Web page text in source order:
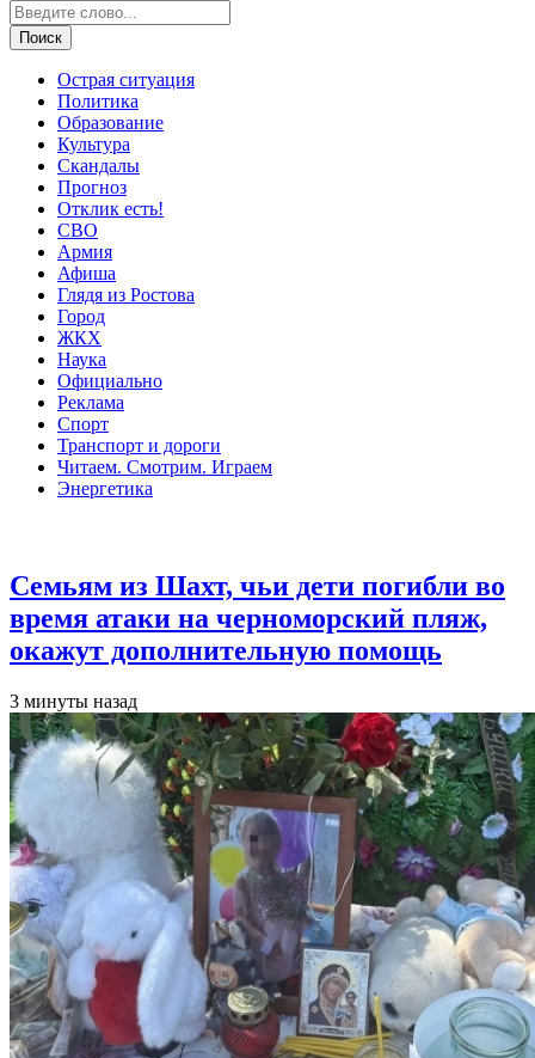
Острая ситуация
Политика
Образование
Культура
Скандалы
Прогноз
Отклик есть!
СВО
Армия
Афиша
Глядя из Ростова
Город
ЖКХ
Наука
Официально
Реклама
Спорт
Транспорт и дороги
Читаем. Смотрим. Играем
Энергетика
Семьям из Шахт, чьи дети погибли во
время атаки на черноморский пляж,
окажут дополнительную помощь
3 минуты назад